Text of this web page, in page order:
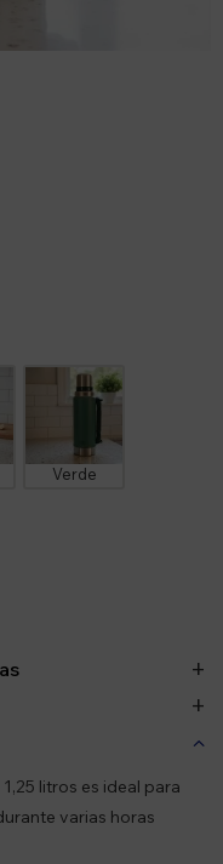
Verde
litros es ideal para
varias horas